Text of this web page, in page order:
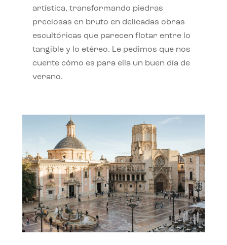
artística, transformando piedras
preciosas en bruto en delicadas obras
escultóricas que parecen flotar entre lo
tangible y lo etéreo. Le pedimos que nos
cuente cómo es para ella un buen día de
verano.